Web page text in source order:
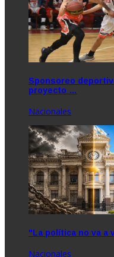
Sponsoreo
proyecto …
Nacionales
"La política no va a
Nacionales